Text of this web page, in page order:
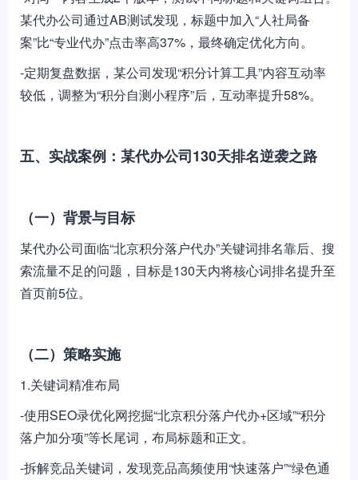
某代办公司通过AB测试发现，标题中加入“人社局备
案”比“专业代办”点击率高37%，最终确定优化方向。
-定期复盘数据，某公司发现“积分计算工具”内容互动率
较低，调整为“积分自测小程序”后，互动率提升58%。
五、实战案例：某代办公司130天排名逆袭之路
（一）背景与目标
某代办公司面临“北京积分落户代办”关键词排名靠后、搜
索流量不足的问题，目标是130天内将核心词排名提升至
首页前5位。
（二）策略实施
1.关键词精准布局
-使用SEO录优化网挖掘“北京积分落户代办+区域”“积分
落户加分项”等长尾词，布局标题和正文。
-拆解竞品关键词，发现竞品高频使用“快速落户”“绿色通